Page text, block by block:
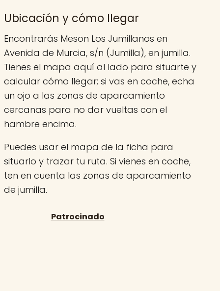
Ubicación y cómo llegar
Encontrarás Meson Los Jumillanos en
Avenida de Murcia, s/n (Jumilla), en jumilla.
Tienes el mapa aquí al lado para situarte y
calcular cómo llegar; si vas en coche, echa
un ojo a las zonas de aparcamiento
cercanas para no dar vueltas con el
hambre encima.
Puedes usar el mapa de la ficha para
situarlo y trazar tu ruta. Si vienes en coche,
ten en cuenta las zonas de aparcamiento
de jumilla.